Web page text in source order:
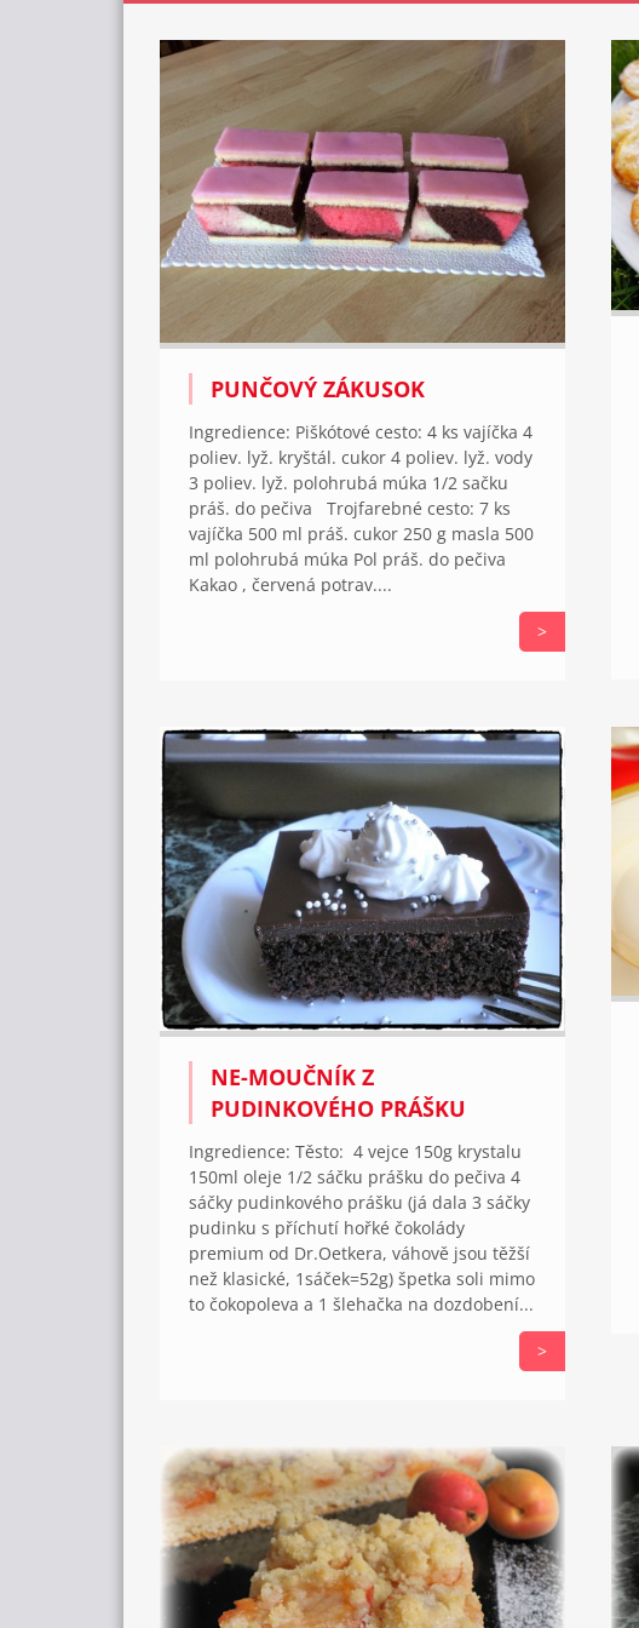
PUNČOVÝ ZÁKUSOK
Ingredience: Piškótové cesto: 4 ks vajíčka 4
poliev. lyž. kryštál. cukor 4 poliev. lyž. vody
3 poliev. lyž. polohrubá múka 1/2 sačku
práš. do pečiva Trojfarebné cesto: 7 ks
vajíčka 500 ml práš. cukor 250 g masla 500
ml polohrubá múka Pol práš. do pečiva
Kakao , červená potrav....
>
NE-MOUČNÍK Z
PUDINKOVÉHO PRÁŠKU
Ingredience: Těsto: 4 vejce 150g krystalu
150ml oleje 1/2 sáčku prášku do pečiva 4
sáčky pudinkového prášku (já dala 3 sáčky
pudinku s příchutí hořké čokolády
premium od Dr.Oetkera, váhově jsou těžší
než klasické, 1sáček=52g) špetka soli mimo
to čokopoleva a 1 šlehačka na dozdobení...
>